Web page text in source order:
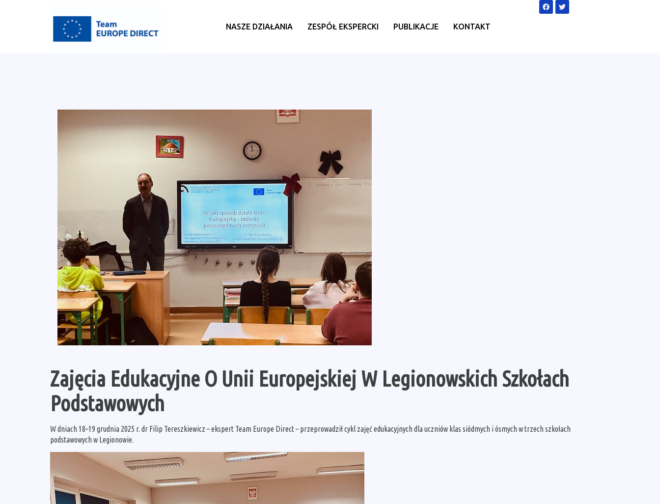
NASZE DZIAŁANIA ZESPÓŁ EKSPERCKI PUBLIKACJE KONTAKT
Zajęcia Edukacyjne O Unii Europejskiej W Legionowskich Szkołach
Podstawowych
W dniach 18–19 grudnia 2025 r. dr Filip Tereszkiewicz – ekspert Team Europe Direct – przeprowadził cykl zajęć edukacyjnych dla uczniów klas siódmych i ósmych w trzech szkołach
podstawowych w Legionowie.